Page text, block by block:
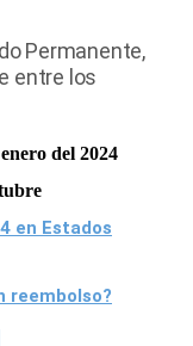
Permanente,
entre los
del 2024
en Estados
reembolso?